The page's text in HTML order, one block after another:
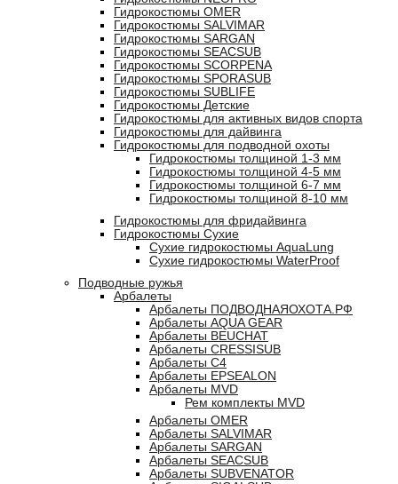
Гидрокостюмы OMER
Гидрокостюмы SALVIMAR
Гидрокостюмы SARGAN
Гидрокостюмы SEACSUB
Гидрокостюмы SCORPENA
Гидрокостюмы SPORASUB
Гидрокостюмы SUBLIFE
Гидрокостюмы Детские
Гидрокостюмы для активных видов спорта
Гидрокостюмы для дайвинга
Гидрокостюмы для подводной охоты
Гидрокостюмы толщиной 1-3 мм
Гидрокостюмы толщиной 4-5 мм
Гидрокостюмы толщиной 6-7 мм
Гидрокостюмы толщиной 8-10 мм
Гидрокостюмы для фридайвинга
Гидрокостюмы Сухие
Сухие гидрокостюмы AquaLung
Сухие гидрокостюмы WaterProof
Подводные ружья
Арбалеты
Арбалеты ПОДВОДНАЯОХОТА.РФ
Арбалеты AQUA GEAR
Арбалеты BEUCHAT
Арбалеты CRESSISUB
Арбалеты C4
Арбалеты EPSEALON
Арбалеты MVD
Рем комплекты MVD
Арбалеты OMER
Арбалеты SALVIMAR
Арбалеты SARGAN
Арбалеты SEACSUB
Арбалеты SUBVENATOR